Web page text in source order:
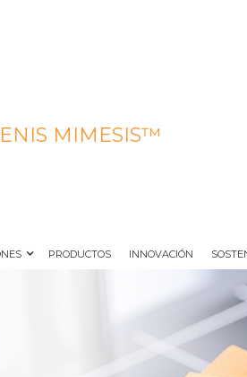
PRODUCTOS INNOVACIÓN
MIMESIS™